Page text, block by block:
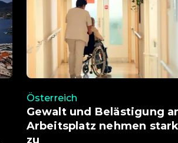
Österreich
Gewalt und Belästigung
Arbeitsplatz nehmen stark
zu